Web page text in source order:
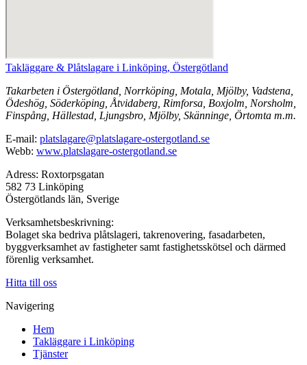
Takläggare & Plåtslagare i Linköping, Östergötland
Takarbeten i Östergötland, Norrköping, Motala, Mjölby, Vadstena,
Ödeshög, Söderköping, Åtvidaberg, Rimforsa, Boxjolm, Norsholm,
Finspång, Hällestad, Ljungsbro, Mjölby, Skänninge, Örtomta m.m.
E-mail: platslagare@platslagare-ostergotland.se
Webb: www.platslagare-ostergotland.se
Adress: Roxtorpsgatan
582 73 Linköping
Östergötlands län, Sverige
Verksamhetsbeskrivning:
Bolaget ska bedriva plåtslageri, takrenovering, fasadarbeten,
byggverksamhet av fastigheter samt fastighetsskötsel och därmed
förenlig verksamhet.
Hitta till oss
Navigering
Hem
Takläggare i Linköping
Tjänster